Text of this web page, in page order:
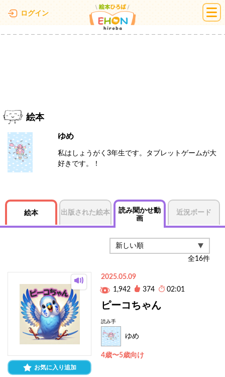
ログイン 絵本ひろば
絵本
ゆめ
私はしょうがく3年生です。タブレットゲームが大
好きです。！
絵本 出版された絵本
読み聞かせ動
画
近況ボード
全16件
お気に入り追加
2025.05.09
1,942
374 02:01
ピーコちゃん
読み手
ゆめ
4歳〜5歳向け